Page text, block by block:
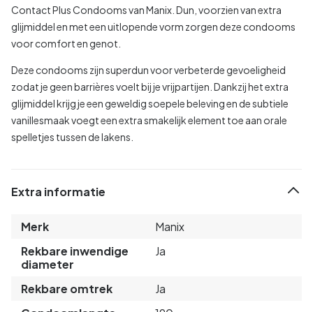
Contact Plus Condooms van Manix. Dun, voorzien van extra
glijmiddel en met een uitlopende vorm zorgen deze condooms
voor comfort en genot.
Deze condooms zijn superdun voor verbeterde gevoeligheid
zodat je geen barrières voelt bij je vrijpartijen. Dankzij het extra
glijmiddel krijg je een geweldig soepele beleving en de subtiele
vanillesmaak voegt een extra smakelijk element toe aan orale
spelletjes tussen de lakens.
Extra informatie
Merk
Manix
Rekbare inwendige
diameter
Ja
Rekbare omtrek
Ja